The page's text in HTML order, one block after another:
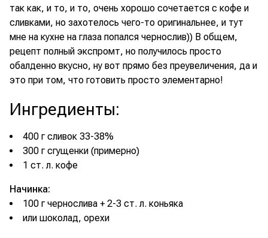
так как, и то, и то, очень хорошо сочетается с кофе и
сливками, но захотелось чего-то оригинальнее, и тут
мне на кухне на глаза попался чернослив)) В общем,
рецепт полный экспромт, но получилось просто
обалденно вкусно, ну вот прямо без преувеличения, да и
это при том, что готовить просто элементарно!
Ингредиенты:
400 г сливок 33-38%
300 г сгущенки (примерно)
1 ст. л. кофе
Начинка:
100 г чернослива + 2-3 ст. л. коньяка
или шоколад, орехи